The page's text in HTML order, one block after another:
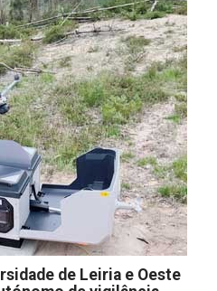
de Leiria e Oeste